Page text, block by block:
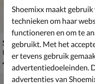
Skechers Quick Street
Hoge sneakers - zwart
€ 49,99
49
Shoemixx maakt
technieken om haar
functioneren en om te
gebruikt. Met het
er tevens gebruik
advertentiedoeleinden.
advertenties van